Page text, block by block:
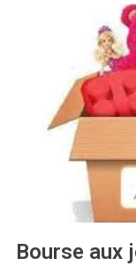
Bourse aux